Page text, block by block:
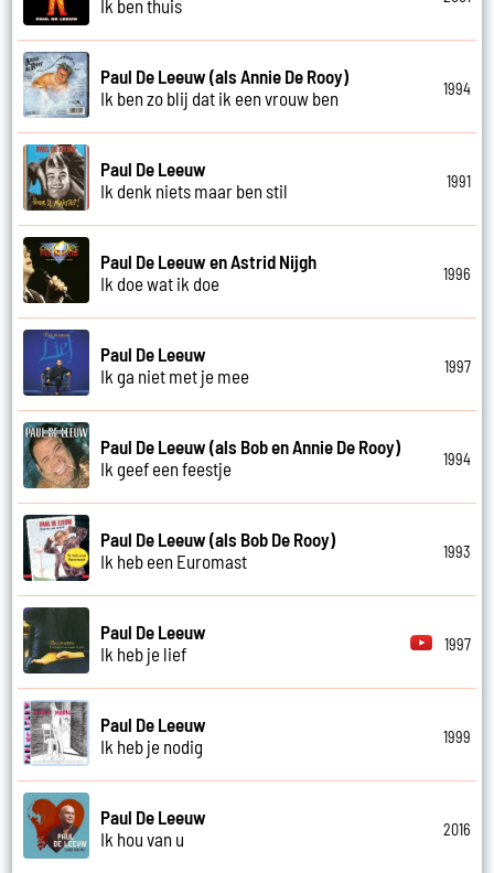
Ik ben thuis
Paul De Leeuw (als Annie De Rooy)
Ik ben zo blij dat ik een vrouw ben
1994
Paul De Leeuw
Ik denk niets maar ben stil
1991
Paul De Leeuw en Astrid Nijgh
Ik doe wat ik doe
1996
Paul De Leeuw
Ik ga niet met je mee
1997
Paul De Leeuw (als Bob en Annie De Rooy)
Ik geef een feestje
1994
Paul De Leeuw (als Bob De Rooy)
Ik heb een Euromast
1993
Paul De Leeuw
Ik heb je lief
1997
Paul De Leeuw
Ik heb je nodig
1999
Paul De Leeuw
Ik hou van u
2016